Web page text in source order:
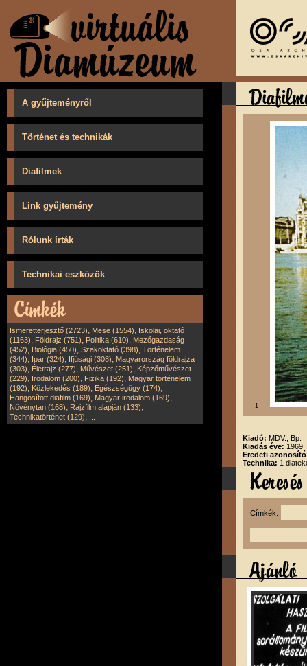
A gyűjteményről
Történet és technikák
Diafilmek
Link gyűjtemény
Rólunk írták
Technikai eszközök
Ismeretterjesztő (2723), Mese (1554), Iskolai, oktató
(1163), Földrajz (751), Politika (610), Mezőgazdaság
(452), Biológia (450), Szakoktató (398), Történelem
(344), Ipar (324), Ifjúsági (308), Magyarország földrajza
(303), Életrajz (277), Művészet (251), Képzőművészet
(229), Irodalom (200), Fizika (192), Magyar történelem
(192), Közlekedés (189), Egészségügy (174),
Hangosított diafilm (169), Magyar irodalom (169),
Növénytan (168), Rajzfilm alapján (133),
Technikatörténet (129),
1
Kiadó: MDV., Bp.
Kiadás éve: 1969
Eredeti
Technika: 1
Címkék: